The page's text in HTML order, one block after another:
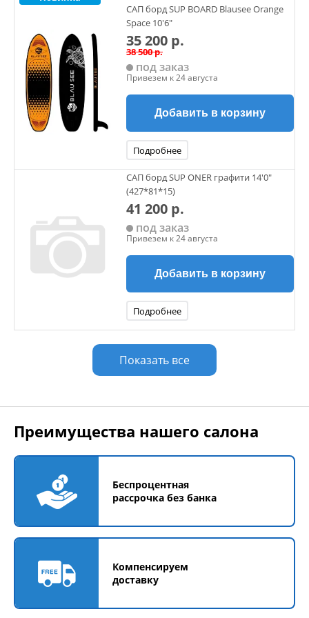
САП борд SUP BOARD Blausee Orange
Space 10'6"
35 200 р.
38 500 р.
под заказ
Привезем к 24 августа
Добавить в корзину
Подробнее
САП борд SUP ONER графити 14'0"
(427*81*15)
41 200 р.
под заказ
Привезем к 24 августа
Добавить в корзину
Подробнее
Показать все
Преимущества нашего салона
Беспроцентная
рассрочка без банка
Компенсируем
доставку